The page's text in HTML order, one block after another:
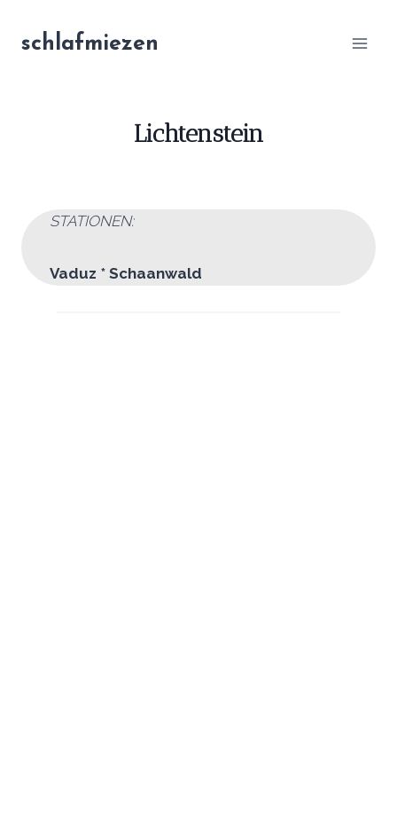
Inhaltschlafmiezen
Lichtenstein
STATIONEN:
Vaduz * Schaanwald